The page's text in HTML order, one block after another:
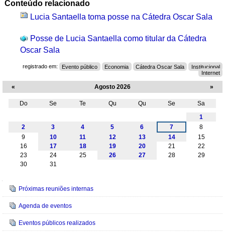
Conteúdo relacionado
Lucia Santaella toma posse na Cátedra Oscar Sala
Posse de Lucia Santaella como titular da Cátedra
Oscar Sala
registrado em: Evento público Economia Cátedra Oscar Sala
Institucional
Internet
« Agosto 2026 »
Do Se Te Qu Qu Se
Sa
1
2
3 4 5 6 7
8
9
10 11 12 13 14
15
16
17 18 19 20 21
22
23
24 25 26 27 28
29
30
31
Navegação
Próximas reuniões internas
Agenda de eventos
Eventos públicos realizados